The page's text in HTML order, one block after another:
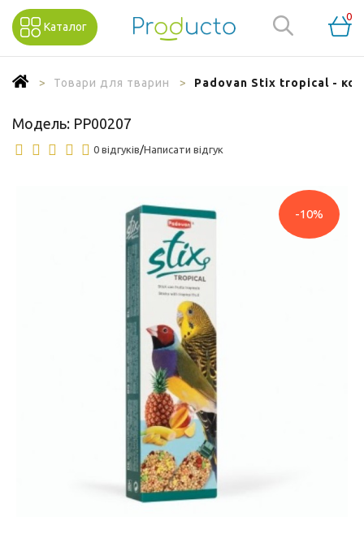
Каталог
0
Товари для тварин Padovan Stix tropical -
Модель: PP00207
0 відгуків/Написати відгук
-10%